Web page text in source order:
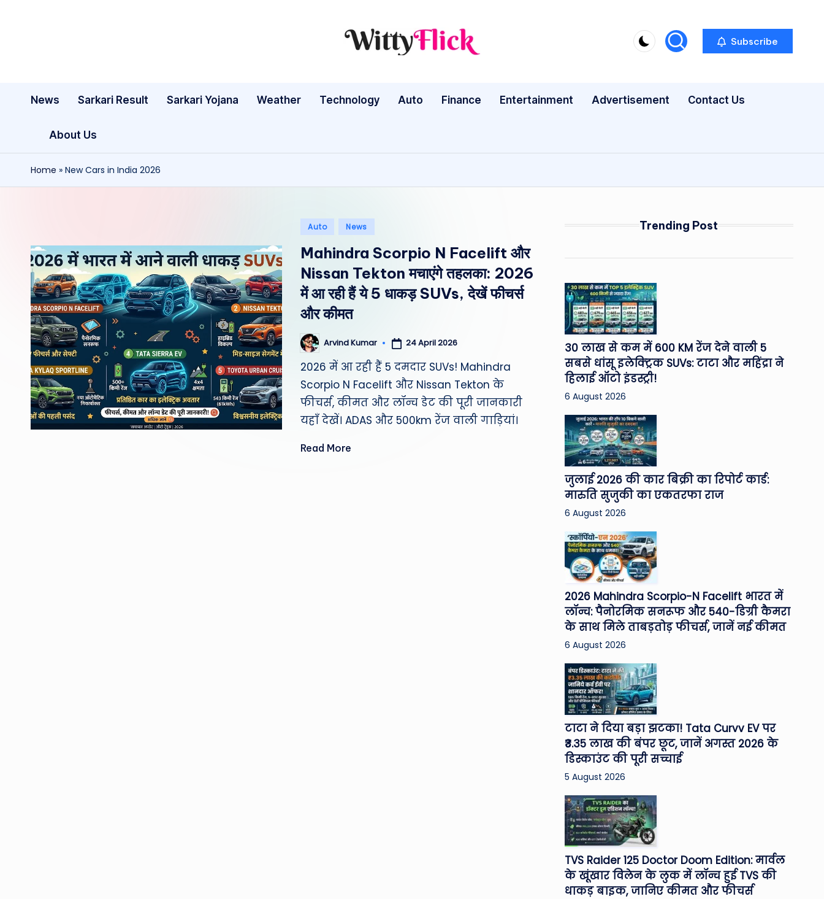
W
ty
ic
k:
te
st
e
a
th
er
WittyFlick:
Tech
Subscribe
News Sarkari Result Sarkari Yojana Weather Technology Auto Finance Entertainment Advertisement Contact Us
About Us
Home » New Cars in India 2026
Posted
Auto News
Mahindra Scorpio N Facelift और
Nissan Tekton मचाएंगे तहलका: 2026
में आ रही हैं ये 5 धाकड़ SUVs, देखें फीचर्स
और कीमत
Posted
by
Arvind Kumar 24 April 2026
2026 में आ रही हैं 5 दमदार SUVs! Mahindra
Scorpio N Facelift और Nissan Tekton के
फीचर्स, कीमत और लॉन्च डेट की पूरी जानकारी
यहाँ देखें। ADAS और 500km रेंज वाली गाड़ियां।
Read More
Trending Post
30 लाख से कम में 600 KM रेंज देने वाली 5
सबसे धांसू इलेक्ट्रिक SUVs: टाटा और महिंद्रा ने
हिलाई ऑटो इंडस्ट्री!
6 August 2026
जुलाई 2026 की कार बिक्री का रिपोर्ट कार्ड:
मारुति सुजुकी का एकतरफा राज
6 August 2026
2026 Mahindra Scorpio-N Facelift भारत में
लॉन्च: पैनोरमिक सनरूफ और 540-डिग्री कैमरा
के साथ मिले ताबड़तोड़ फीचर्स, जानें नई कीमत
6 August 2026
टाटा ने दिया बड़ा झटका! Tata Curvv EV पर
₹3.35 लाख की बंपर छूट, जानें अगस्त 2026 के
डिस्काउंट की पूरी सच्चाई
5 August 2026
TVS Raider 125 Doctor Doom Edition: मार्वल
के खूंखार विलेन के लुक में लॉन्च हुई TVS की
धाकड़ बाइक, जानिए कीमत और फीचर्स